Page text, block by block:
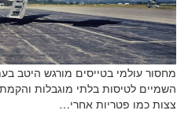
מחסור עולמי בטייסים מורגש היטב
השמיים לטיסות בלתי מוגבלות
צצות כמו פטריות אחרי…